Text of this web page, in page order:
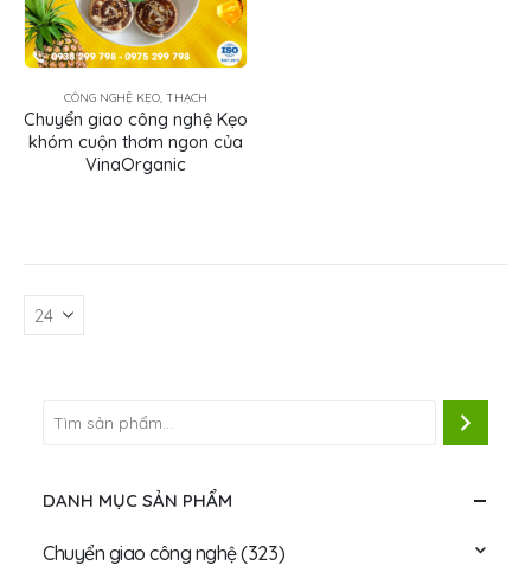
CÔNG NGHỆ KẸO, THẠCH
Chuyển giao công nghệ Kẹo
khóm cuộn thơm ngon của
VinaOrganic
DANH MỤC SẢN PHẨM
Chuyển giao công nghệ(323)